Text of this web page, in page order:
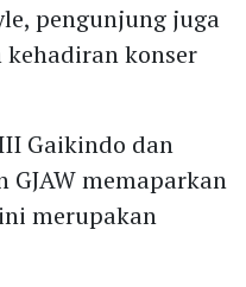
pengunjung juga
konser
Gaikindo dan
GJAW memaparkan
merupakan